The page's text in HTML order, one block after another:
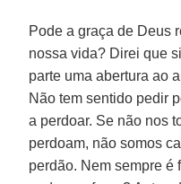
Pode a graça de Deus
nossa vida? Direi que
parte uma abertura ao
Não tem sentido pedir
a perdoar. Se não nos
perdoam, não somos
perdão. Nem sempre é